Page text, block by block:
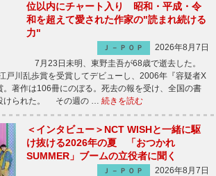
位以内にチャート入り 昭和・平成・令
和を超えて愛された作家の"読まれ続ける
力"
Ｊ－ＰＯＰ
2026年8月7日
7月23日未明、東野圭吾が68歳で逝去した。
戸川乱歩賞を受賞してデビューし、2006年『容疑者X
。著作は106冊にのぼる。死去の報を受け、全国の書
けられた。 その週の … 続きを読む
＜インタビュー＞NCT WISHと一緒に駆
け抜ける2026年の夏 「おつかれ
SUMMER」ブームの立役者に聞く
Ｊ－ＰＯＰ
2026年8月7日